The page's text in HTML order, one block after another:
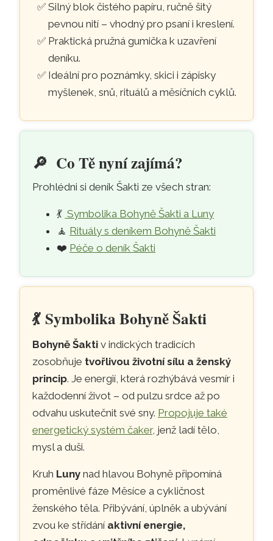
Silný blok čistého papíru, ručně šitý
pevnou nití – vhodný pro psaní i kreslení.
Praktická pružná gumička k uzavření
deníku.
Ideální pro poznámky, skici i zápisky
myšlenek, snů, rituálů a měsíčních cyklů.
🔎 Co Tě nyní zajímá?
Prohlédni si deník Šakti ze všech stran:
💃 Symbolika Bohyně Šakti a Luny
🧘 Rituály s deníkem Bohyně Šakti
❤️ Péče o deník Šakti
💃Symbolika Bohyně Šakti
Bohyně Šakti v indických tradicích
zosobňuje tvořlivou životní sílu a ženský
princip. Je energií, která rozhýbává vesmír i
každodenní život – od pulzu srdce až po
odvahu uskutečnit své sny. Propojuje také
energetický systém čaker, jenž ladí tělo,
mysl a duši.
Kruh Luny nad hlavou Bohyně připomíná
proměnlivé fáze Měsíce a cykličnost
ženského těla. Přibývání, úplněk a ubývání
zvou ke střídání aktivní energie,